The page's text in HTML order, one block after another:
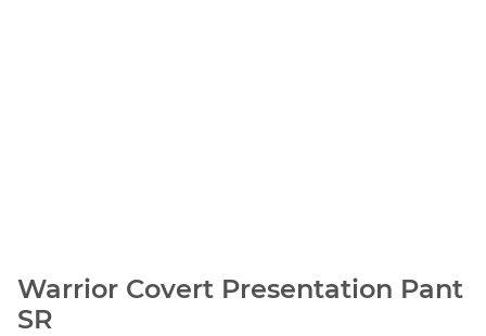
Warrior Covert Presentation Pant
SR